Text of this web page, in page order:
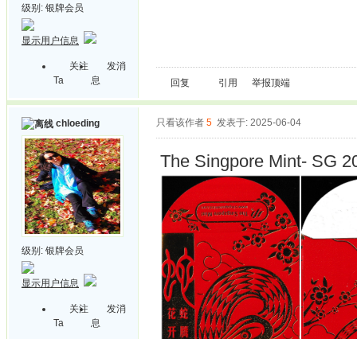
级别: 银牌会员
显示用户信息
关注
Ta
发消
息
回复 引用 举报顶端
chloeding
级别: 银牌会员
显示用户信息
关注
Ta
发消
息
只看该作者 5 发表于: 2025-06-04
The Singpore Mint- SG